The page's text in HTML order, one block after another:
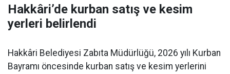
Hakkâri’de kurban satış ve kesim
yerleri belirlendi
Hakkâri Belediyesi Zabıta Müdürlüğü, 2026 yılı Kurban
Bayramı öncesinde kurban satış ve kesim yerlerini